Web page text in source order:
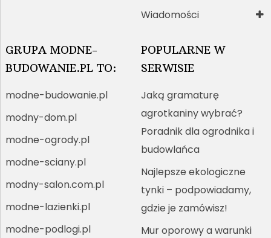
Wiadomości
GRUPA MODNE-
BUDOWANIE.PL TO:
modne-budowanie.pl
modny-dom.pl
modne-ogrody.pl
modne-sciany.pl
modny-salon.com.pl
modne-lazienki.pl
modne-podlogi.pl
POPULARNE W
SERWISIE
Jaką gramaturę
agrotkaniny wybrać?
Poradnik dla ogrodnika i
budowlańca
Najlepsze ekologiczne
tynki – podpowiadamy,
gdzie je zamówisz!
Mur oporowy a warunki